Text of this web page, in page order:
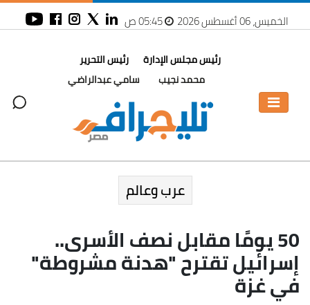
الخميس، 06 أغسطس 2026 05:45 ص
رئيس مجلس الإدارة
محمد نجيب
رئيس التحرير
سامي عبدالراضي
عرب وعالم
50 يومًا مقابل نصف الأسرى..
إسرائيل تقترح "هدنة مشروطة"
في غزة